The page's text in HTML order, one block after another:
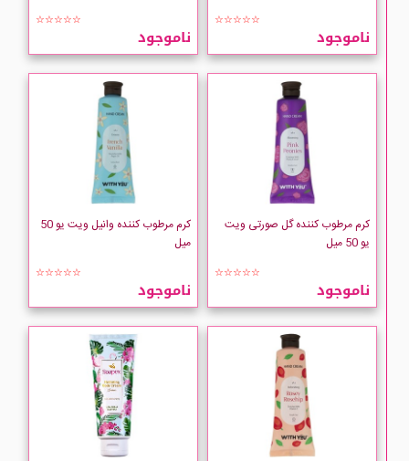
Bilva Ointmet
BIODERMA
Bio-Oil
BMS
Cantu
CARLINA
CAUDALIE
CeraVe
Cerita
☆☆☆☆☆
ناموجود
☆☆☆☆☆
ناموجود
کرم مرطوب کننده گل صورتی ویت
یو 50 میل
☆☆☆☆☆
ناموجود
کرم مرطوب کننده وانیل ویت یو 50
میل
☆☆☆☆☆
ناموجود